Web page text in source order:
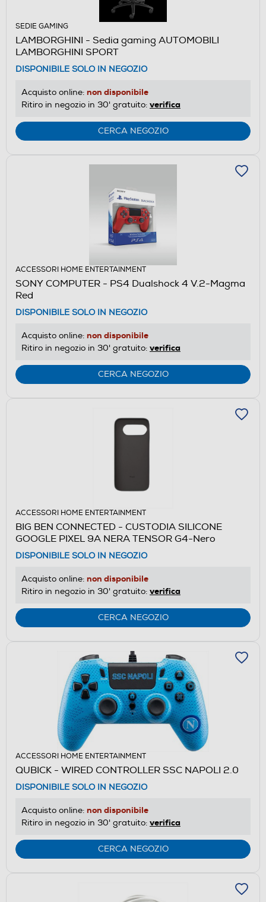
SEDIE GAMING
LAMBORGHINI - Sedia gaming AUTOMOBILI
LAMBORGHINI SPORT
DISPONIBILE SOLO IN NEGOZIO
Acquisto online: non disponibile
Ritiro in negozio in 30' gratuito: verifica
CERCA NEGOZIO
ACCESSORI HOME ENTERTAINMENT
SONY COMPUTER - PS4 Dualshock 4 V.2-Magma
Red
DISPONIBILE SOLO IN NEGOZIO
Acquisto online: non disponibile
Ritiro in negozio in 30' gratuito: verifica
CERCA NEGOZIO
ACCESSORI HOME ENTERTAINMENT
BIG BEN CONNECTED - CUSTODIA SILICONE
GOOGLE PIXEL 9A NERA TENSOR G4-Nero
DISPONIBILE SOLO IN NEGOZIO
Acquisto online: non disponibile
Ritiro in negozio in 30' gratuito: verifica
CERCA NEGOZIO
ACCESSORI HOME ENTERTAINMENT
QUBICK - WIRED CONTROLLER SSC NAPOLI 2.0
DISPONIBILE SOLO IN NEGOZIO
Acquisto online: non disponibile
Ritiro in negozio in 30' gratuito: verifica
CERCA NEGOZIO